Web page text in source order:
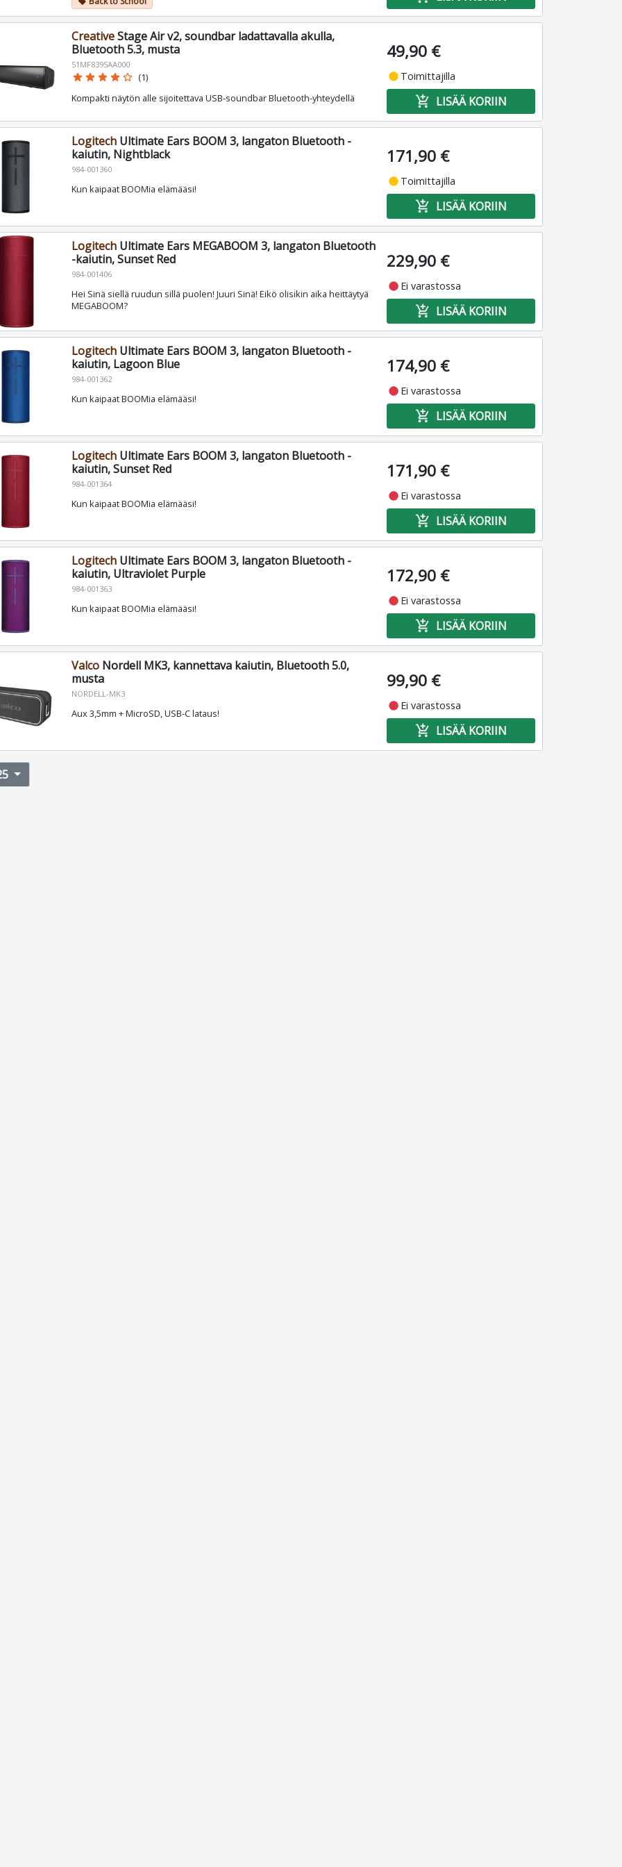
CreativeStage Air v2, soundbar ladattavalla akulla,
Bluetooth 5.3, musta
51MF8395AA000
star star star star star_border (1)
Kompakti näytön alle sijoitettava USB-soundbar Bluetooth-yhteydellä
49,90 €
fiber_manual_record Toimittajilla
add_shopping_cart LISÄÄ KORIIN
LogitechUltimate Ears BOOM 3, langaton Bluetooth -
kaiutin, Nightblack
984-001360
Kun kaipaat BOOMia elämääsi!
171,90 €
fiber_manual_record Toimittajilla
add_shopping_cart LISÄÄ KORIIN
LogitechUltimate Ears MEGABOOM 3, langaton Bluetooth
-kaiutin, Sunset Red
984-001406
Hei Sinä siellä ruudun sillä puolen! Juuri Sinä! Eikö olisikin aika heittäytyä
MEGABOOM?
229,90 €
fiber_manual_record Ei varastossa
add_shopping_cart LISÄÄ KORIIN
LogitechUltimate Ears BOOM 3, langaton Bluetooth -
kaiutin, Lagoon Blue
984-001362
Kun kaipaat BOOMia elämääsi!
174,90 €
fiber_manual_record Ei varastossa
add_shopping_cart LISÄÄ KORIIN
LogitechUltimate Ears BOOM 3, langaton Bluetooth -
kaiutin, Sunset Red
984-001364
Kun kaipaat BOOMia elämääsi!
171,90 €
fiber_manual_record Ei varastossa
add_shopping_cart LISÄÄ KORIIN
LogitechUltimate Ears BOOM 3, langaton Bluetooth -
kaiutin, Ultraviolet Purple
984-001363
Kun kaipaat BOOMia elämääsi!
172,90 €
fiber_manual_record Ei varastossa
add_shopping_cart LISÄÄ KORIIN
ValcoNordell MK3, kannettava kaiutin, Bluetooth 5.0,
musta
NORDELL-MK3
Aux 3,5mm + MicroSD, USB-C lataus!
99,90 €
fiber_manual_record Ei varastossa
add_shopping_cart LISÄÄ KORIIN